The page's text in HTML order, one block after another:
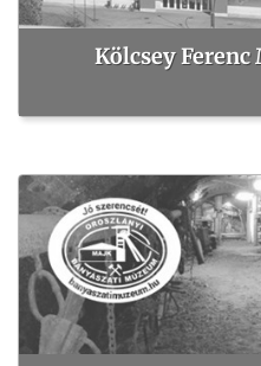
Kölcsey